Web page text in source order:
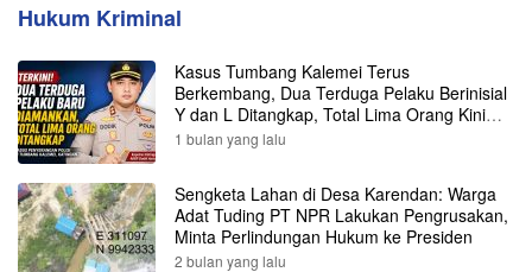
Hukum Kriminal
Kasus Tumbang Kalemei Terus
Berkembang, Dua Terduga Pelaku Berinisial
Y dan L Ditangkap, Total Lima Orang Kini
Diamankan Polisi
1 bulan yang lalu
Sengketa Lahan di Desa Karendan: Warga
Adat Tuding PT NPR Lakukan Pengrusakan,
Minta Perlindungan Hukum ke Presiden
2 bulan yang lalu